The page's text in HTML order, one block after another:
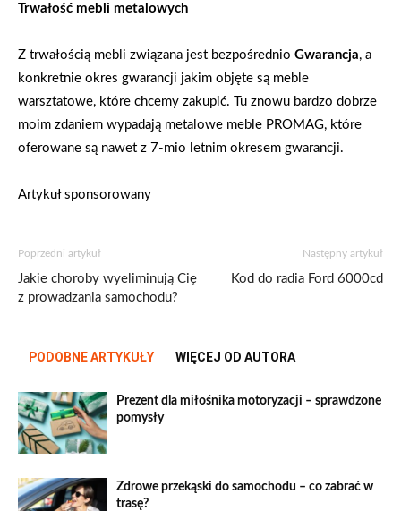
Trwałość mebli metalowych
Z trwałością mebli związana jest bezpośrednio Gwarancja, a
konkretnie okres gwarancji jakim objęte są meble
warsztatowe, które chcemy zakupić. Tu znowu bardzo dobrze
moim zdaniem wypadają metalowe meble PROMAG, które
oferowane są nawet z 7-mio letnim okresem gwarancji.
Artykuł sponsorowany
Poprzedni artykuł
Jakie choroby wyeliminują Cię
z prowadzania samochodu?
Następny artykuł
Kod do radia Ford 6000cd
PODOBNE ARTYKUŁY WIĘCEJ OD AUTORA
Prezent dla miłośnika motoryzacji – sprawdzone
pomysły
Zdrowe przekąski do samochodu – co zabrać w
trasę?